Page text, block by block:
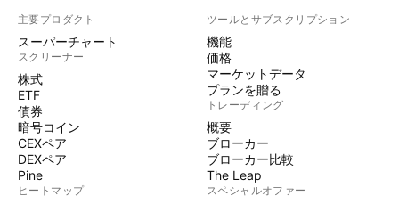
主要プロダクト
スーパーチャート
スクリーナー
株式
ETF
債券
暗号コイン
CEXペア
DEXペア
Pine
ヒートマップ
ツールとサブスクリプション
機能
価格
マーケットデータ
プランを贈る
トレーディング
概要
ブローカー
ブローカー比較
The Leap
スペシャルオファー